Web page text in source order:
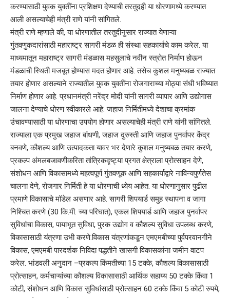
करण्यासाठी युवक युवतींना प्रशिक्षण देण्याची तरतुदही या धोरणामध्ये करण्यात
आली असल्याचेही मंत्री राणे यांनी सांगितले.
मंत्री राणे म्हणाले की, या धोरणातील तरतुदीनुसार राज्यात येणाऱ्या
गुंतवणुकदारांसाठी महाराष्ट्र सागरी मंडळ ही संस्था सहकार्याचे काम करेल. या
माध्यमातून महाराष्ट्र सागरी मंडळास महसुलाचे नवीन स्त्रोत निर्माण होऊन
मंडळाची स्थिती मजबूत होण्यास मदत होणार आहे. तसेच कुशल मनुष्यबळ राज्यात
तयार होणार असल्याने राज्यातील युवक युवतींना रोजगाराच्या मोठ्या संधी भविष्यात
निर्माण होणार आहे. प्रधानमंत्री नरेंद्र मोदी यांनी सागरी व्यापार आणि उद्योगास
जालना देण्याचे धोरण स्वीकारले आहे. जहाज निर्मितीमध्ये देशाचा क्रमांक
उंचावण्यासाठी या धोरणाचा उपयोग होणार असल्याचेही मंत्री राणे यांनी सांगितले.
राज्याला एक प्रमुख जहाज बांधणी, जहाज दुरुस्ती आणि जहाज पुनर्वापर केंद्र
बनवणे, कौशल्य आणि उत्पादकता यावर भर देणारे कुशल मनुष्यबळ तयार करणे,
प्रकल्प अंमलबजावणीकरिता तांत्रिकदृष्ट्या प्रगत क्षेत्राला प्रोत्साहन देणे,
संशोधन आणि विकासामध्ये महत्वपूर्ण गुंतवणूक आणि सहकार्याद्वारे नाविन्यपुर्णतेस
चालना देणे, रोजगार निर्मिती हे या धोरणाची ध्येय आहेत. या धोरणानुसार पुढील
प्रमाणे विकासाचे मॉडेल असणार आहे. सागरी शिपयार्ड समुह स्थापना व जागा
निश्चित करणे (30 कि.मी. च्या परिघात), एकल शिपयार्ड आणि जहाज पुनर्वापर
सुविधांचा विकास, पायाभूत सुविधा, पुरक उद्योग व कौशल्य सुविधा उपलब्ध करणे,
विकासासाठी यंत्रणा उभी करणे.विकास यंत्रणांकडून एमएमबीच्या पुर्वपरवानगीने
विकास, एमएमबी पारदर्शक निविदा पद्धतीने खासगी विकासकांना जमीन वाटप
करेल. भांडवली अनुदान –प्रकल्प किंमतीच्या 15 टक्के, कौशल्य विकासासाठी
प्रोत्साहन, कर्मचाऱ्यांच्या कौशल्य विकासासाठी आर्थिक सहाय्य 50 टक्के किंवा 1
कोटी, संशोधन आणि विकास सुविधांसाठी प्रोत्साहन 60 टक्के किंवा 5 कोटी रुपये,